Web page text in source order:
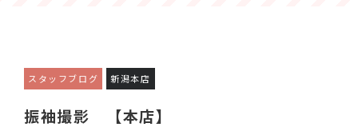
スタッフブログ 新潟本店
振袖撮影 【本店】